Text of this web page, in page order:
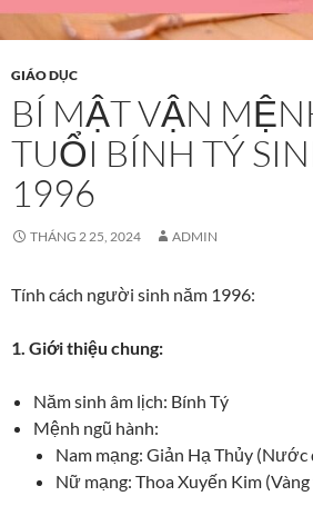
GIÁO DỤC
BÍ MẬT VẬN
TUỔI BÍNH TÝ
1996
THÁNG 2 25, 2024 ADMIN
Tính cách người sinh năm 1996:
1. Giới thiệu chung:
Năm sinh âm lịch: Bính Tý
Mệnh ngũ hành:
Nam mạng: Giản Hạ Thủy
Nữ mạng: Thoa Xuyến Kim